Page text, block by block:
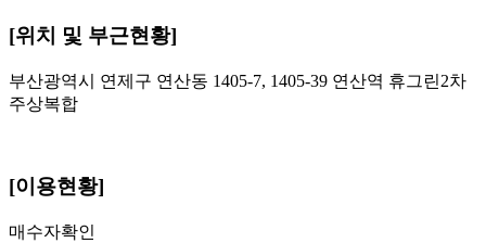
[위치 및 부근현황]
부산광역시 연제구 연산동 1405-7, 1405-39 연산역 휴그린2차
주상복합
[이용현황]
매수자확인